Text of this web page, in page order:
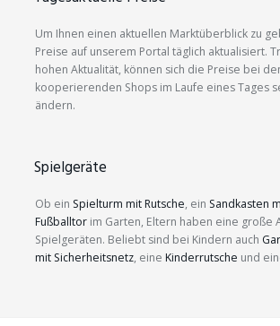
Um Ihnen einen aktuellen Marktüberblick zu
Preise auf unserem Portal täglich aktualisiert.
hohen Aktualität, können sich die Preise bei
kooperierenden Shops im Laufe eines Tages
ändern.
Spielgeräte
Ob ein Spielturm mit Rutsche, ein Sandkasten
Fußballtor im Garten, Eltern haben eine große
Spielgeräten. Beliebt sind bei Kindern auch
mit Sicherheitsnetz, eine Kinderrutsche und